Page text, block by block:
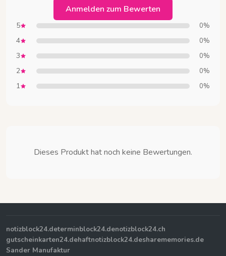
Anmelden zum Bewerten
5 0%
4 0%
3 0%
2 0%
1 0%
Dieses Produkt hat noch keine Bewertungen.
notizblock24.determinblock24.denotizblock24.ch
gutscheinkarten24.dehaftnotizblock24.desharememories.de
Sander Manufaktur